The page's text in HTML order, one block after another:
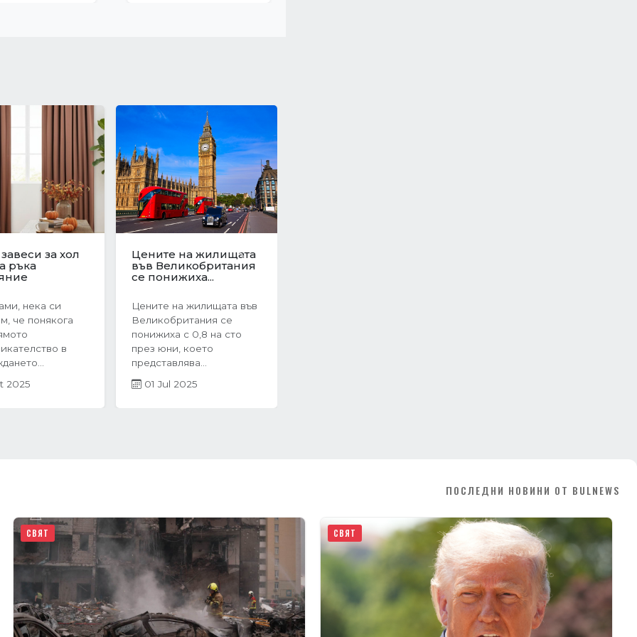
скок
на
в
на 2024
пазар
бележи
Защо да изберете
ново строителство?
Предимствата на...
Когато става въпрос за
покупка на жилище,
много хора инстинктивно
се насочват към...
05 Mar 2025
Next
СВЯТ СВЯТ